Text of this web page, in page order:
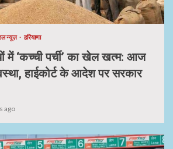
न्यूज़ हरियाणा
में ‘कच्ची पर्ची’ का खेल खत्म: आज
हाईकोर्ट के आदेश पर सरकार
ago